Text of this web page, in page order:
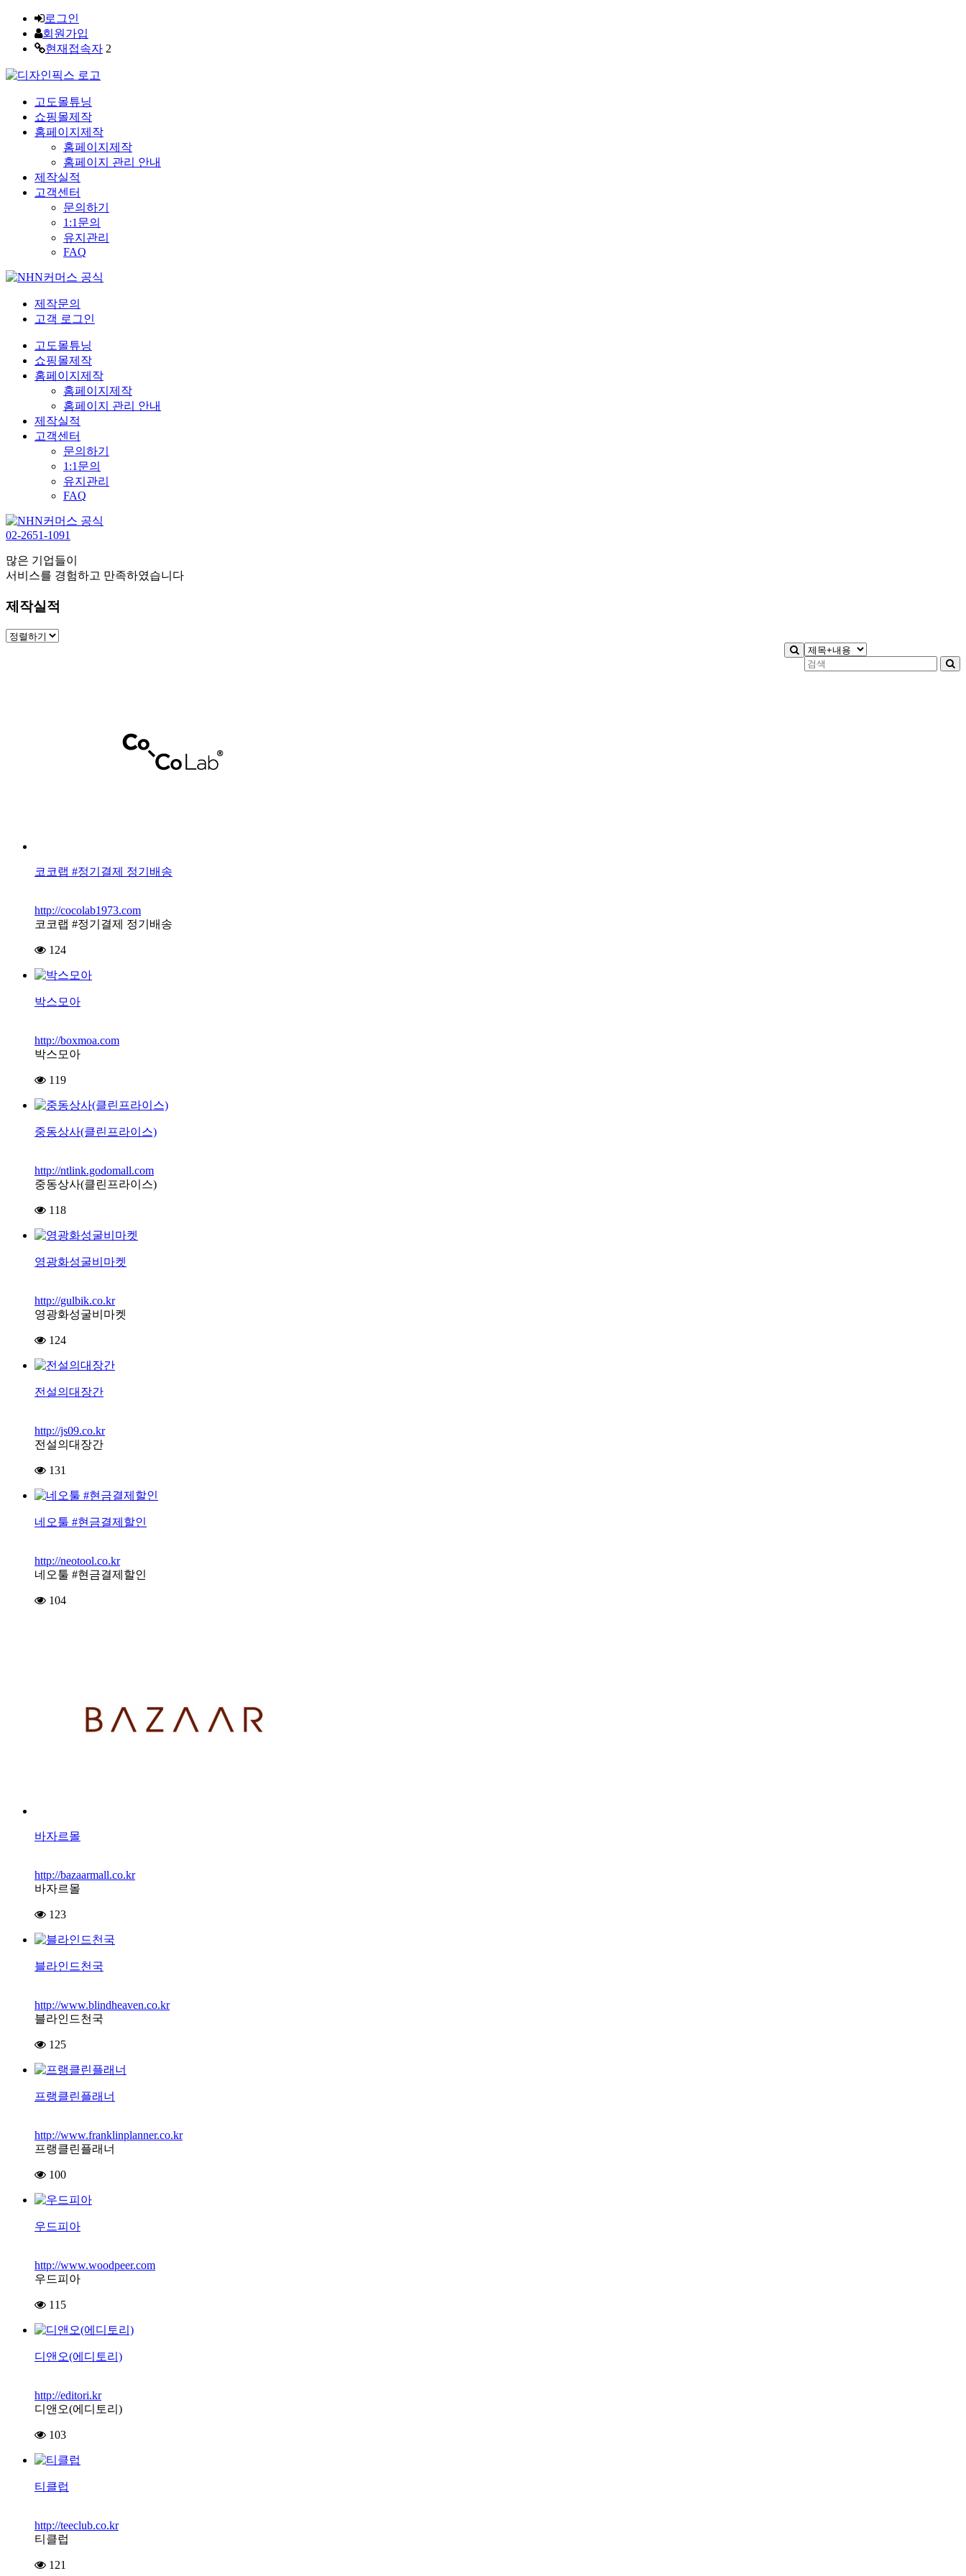
로그인
회원가입
현재접속자 2
고도몰튜닝
쇼핑몰제작
홈페이지제작
홈페이지제작
홈페이지 관리 안내
제작실적
고객센터
문의하기
1:1문의
유지관리
FAQ
제작문의
고객 로그인
고도몰튜닝
쇼핑몰제작
홈페이지제작
홈페이지제작
홈페이지 관리 안내
제작실적
고객센터
문의하기
1:1문의
유지관리
FAQ
02-2651-1091
많은 기업들이
서비스를 경험하고 만족하였습니다
제작실적
코코랩 #정기결제 정기배송
http://cocolab1973.com
코코랩 #정기결제 정기배송
124
박스모아
http://boxmoa.com
박스모아
119
중동상사(클린프라이스)
http://ntlink.godomall.com
중동상사(클린프라이스)
118
영광화성굴비마켓
http://gulbik.co.kr
영광화성굴비마켓
124
전설의대장간
http://js09.co.kr
전설의대장간
131
네오툴 #현금결제할인
http://neotool.co.kr
네오툴 #현금결제할인
104
바자르몰
http://bazaarmall.co.kr
바자르몰
123
블라인드천국
http://www.blindheaven.co.kr
블라인드천국
125
프랭클린플래너
http://www.franklinplanner.co.kr
프랭클린플래너
100
우드피아
http://www.woodpeer.com
우드피아
115
디앤오(에디토리)
http://editori.kr
디앤오(에디토리)
103
티클럽
http://teeclub.co.kr
티클럽
121